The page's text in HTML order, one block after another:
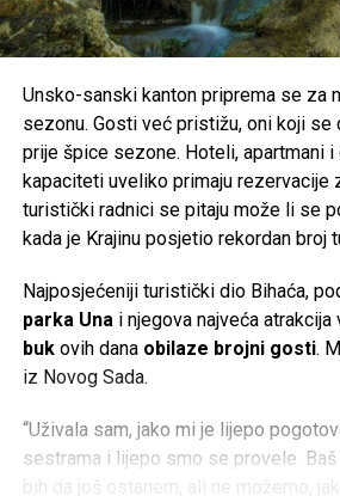
Unsko-sanski kanton priprema se za
sezonu. Gosti već pristižu, oni koji se
prije špice sezone. Hoteli, apartmani
kapaciteti uveliko primaju rezervacije
turistički radnici se pitaju može li se
kada je Krajinu posjetio rekordan broj
Najposjećeniji turistički dio Bihaća,
parka Una i njegova najveća atrakcija
bukovih danaobilaze brojni gosti.
iz Novog Sada.
“Uživala sam, jako mi je lijepo
sestrama i lijepo smo se provele.